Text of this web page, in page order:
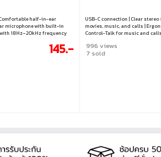
half-in-ear
microphone with built-in
18Hz–20kHz frequency
145.-
USB-C connection | Clear
movies, music, and calls |
Control-Talk for music and
996 views
7 sold